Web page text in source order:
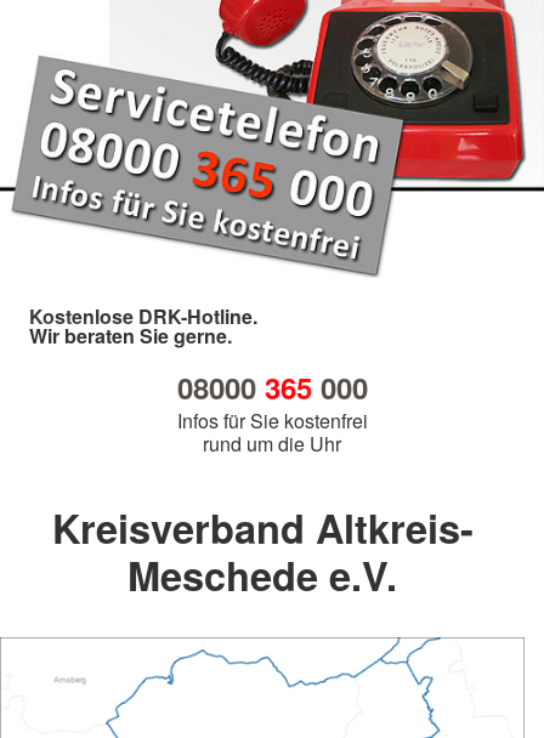
Kostenlose DRK-Hotline.
Wir beraten Sie gerne.
08000 365000
Infos für Sie kostenfrei
rund um die Uhr
Kreisverband Altkreis-
Meschede e.V.